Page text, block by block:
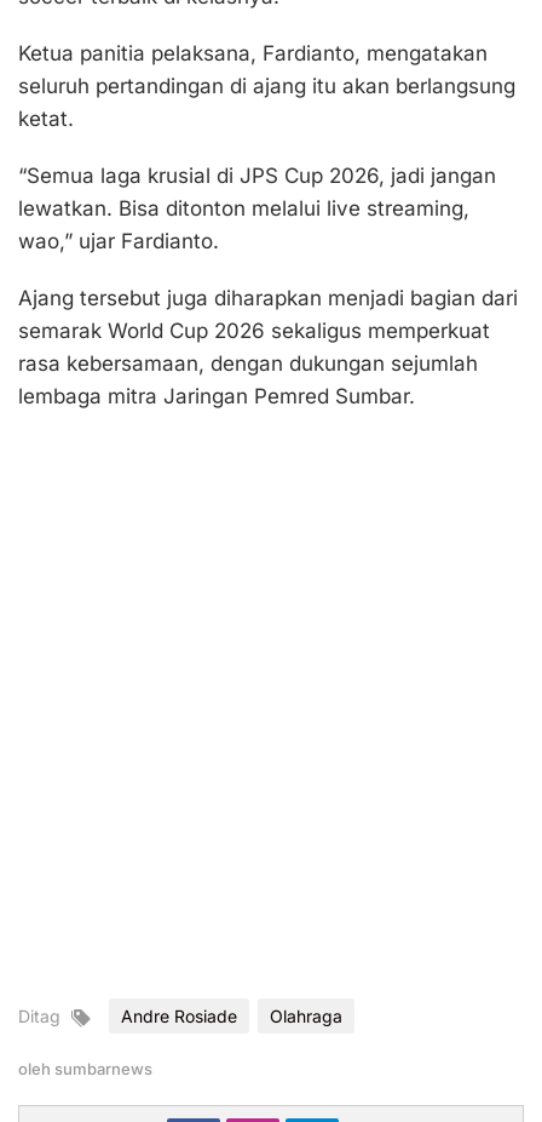
Ketua panitia pelaksana, Fardianto, mengatakan
seluruh pertandingan di ajang itu akan berlangsung
ketat.
“Semua laga krusial di JPS Cup 2026, jadi jangan
lewatkan. Bisa ditonton melalui live streaming,
wao,” ujar Fardianto.
Ajang tersebut juga diharapkan menjadi bagian dari
semarak World Cup 2026 sekaligus memperkuat
rasa kebersamaan, dengan dukungan sejumlah
lembaga mitra Jaringan Pemred Sumbar.
Ditag Andre Rosiade Olahraga
oleh sumbarnews